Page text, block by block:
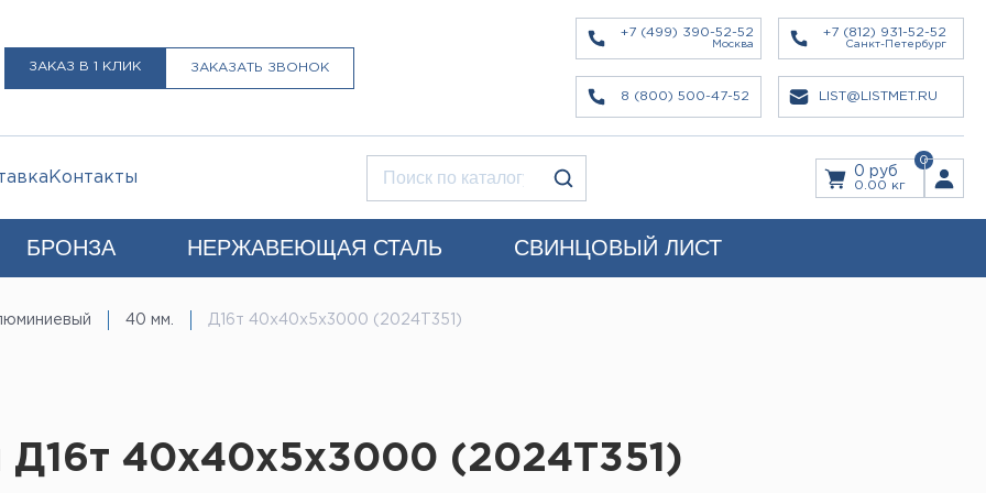
ЗАКАЗ В 1 КЛИК ЗАКАЗАТЬ ЗВОНОК
+7 (499) 390-52-52
Москва
+7 (812) 931-52-52
Санкт-Петербург
8 (800) 500-47-52 LIST@LISTMET.RU
Контакты
0
0 руб
0.00 кг
БРОНЗА НЕРЖАВЕЮЩАЯ СТАЛЬ СВИНЦОВЫЙ ЛИСТ
40 мм. Д16т 40х40х5х3000 (2024Т351)
40х40х5х3000 (2024Т351)